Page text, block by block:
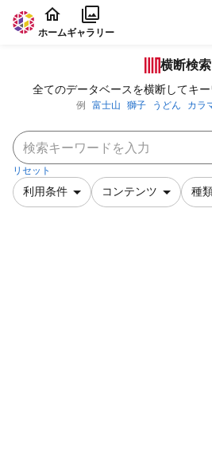
本文に飛ぶ
ホームギャラリー
横断検索
全てのデータベースを横断してキー
例 富士山 獅子 うどん カラ
リセット
利用条件 コンテンツ 種